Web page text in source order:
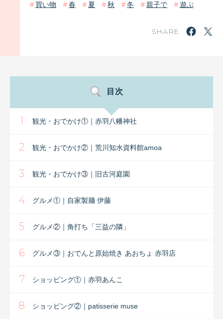
買い物
春 夏 秋 冬 親子で 遊ぶ
SHARE
目次
1 観光・おでかけ①｜赤羽八幡神社
2 観光・おでかけ②｜荒川知水資料館amoa
3 観光・おでかけ③｜旧古河庭園
4 グルメ①｜自家製麺 伊藤
5 グルメ②｜角打ち「三益の隣」
6 グルメ③｜おでんと原始焼き あおちょ 赤羽店
7 ショッピング①｜赤羽あんこ
8 ショッピング②｜patisserie muse